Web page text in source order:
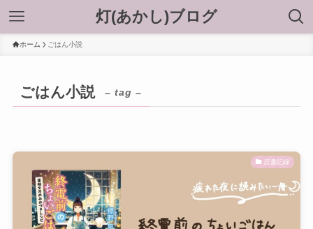
灯(あかし)ブログ
ホーム ごはん小説
ごはん小説 – tag –
読書記録